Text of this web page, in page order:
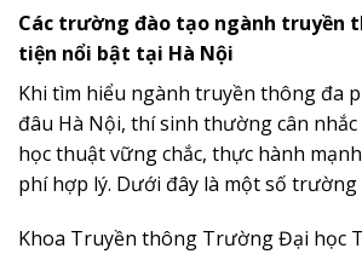
Các trường đào tạo ngành truyền
tiện nổi bật tại Hà Nội
Khi tìm hiểu ngành truyền thông đa
đâu Hà Nội, thí sinh thường cân
học thuật vững chắc, thực hành
phí hợp lý. Dưới đây là một số trường
Khoa Truyền thông Trường Đại học